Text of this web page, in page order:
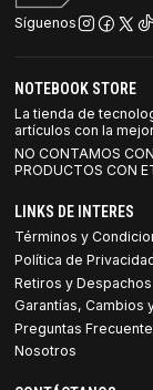
Síguenos
NOTEBOOK STORE
La tienda de
artículos con la
NO CONTAMOS
PRODUCTOS CON
LINKS DE INTERES
Términos y
Política de
Retiros y Despachos
Garantías, Cambios
Preguntas
Nosotros